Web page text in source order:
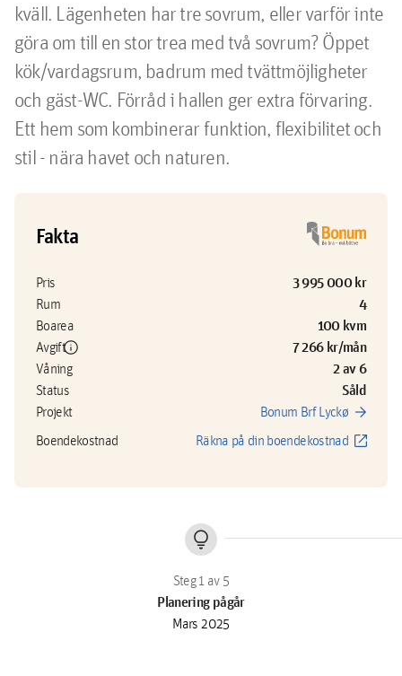
kväll. Lägenheten har tre sovrum, eller varför inte
göra om till en stor trea med två sovrum? Öppet
kök/vardagsrum, badrum med tvättmöjligheter
och gäst-WC. Förråd i hallen ger extra förvaring.
Ett hem som kombinerar funktion, flexibilitet och
stil - nära havet och naturen.
Fakta
Pris 3 995 000 kr
Rum 4
Boarea 100 kvm
Avgiftinfo 7 266 kr/mån
Våning 2 av 6
Status Såld
Projekt Bonum Brf Lyckø arrow_forward
Boendekostnad Räkna på din boendekostnad open_in_new
lightbulb
Planering pågår
Mars 2025